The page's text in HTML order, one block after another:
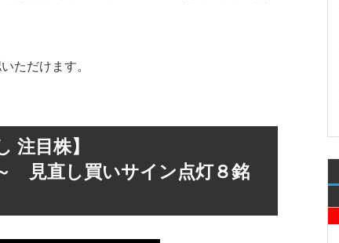
ただけます。
注目株】
見直し買いサイン点灯８銘